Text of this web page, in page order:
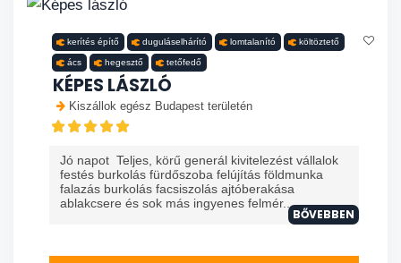
kerítés építő duguláselhárító lomtalanító költöztető
ács hegesztő tetőfedő
KÉPES LÁSZLÓ
Kiszállok egész Budapest területén
Jó napot Teljes, körű generál kivitelezést vállalok
festés burkolás fürdőszoba felújítás földmunka
falazás burkolás facsiszolás ajtóberakása
ablakcsere és sok más ingyenes felmér...
BŐVEBBEN